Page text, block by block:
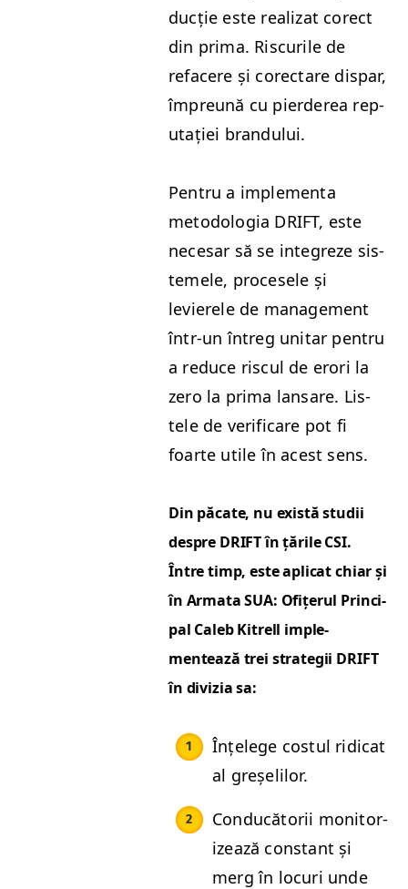
ducție este real­izat corect
din pri­ma. Riscurile de
refacere și corectare dis­par,
împre­ună cu pierderea rep­
utației brandului.
Pen­tru a imple­men­ta
metodolo­gia DRIFT, este
nece­sar să se inte­greze sis­
temele, pro­ce­se­le și
levierele de man­age­ment
într-un întreg uni­tar pen­tru
a reduce riscul de erori la
zero la pri­ma lansare. Lis­
tele de ver­i­fi­care pot fi
foarte utile în acest sens.
Din păcate, nu există studii
despre DRIFTîn țărileCSI.
Între timp, este apli­cat chiar și
în Arma­taSUA: Ofițerul Prin­ci­
pal Caleb Kitrell imple­
mentează trei strate­gii DRIFT
în divizia sa:
Înțelege cos­tul ridi­cat
al greșelilor.
Con­ducă­torii mon­i­tor­
izează con­stant și
merg în locuri unde